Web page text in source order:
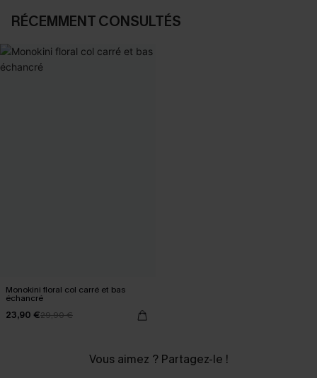
RÉCEMMENT CONSULTÉS
Monokini floral col carré et bas
échancré
23,90 €29,90 €
Vous aimez ? Partagez-le !